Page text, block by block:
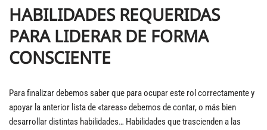
HABILIDADES REQUERIDAS
PARA LIDERAR DE FORMA
CONSCIENTE
Para finalizar debemos saber que para ocupar este rol correctamente y
apoyar la anterior lista de «tareas» debemos de contar, o más bien
desarrollar distintas habilidades… Habilidades que trascienden a las